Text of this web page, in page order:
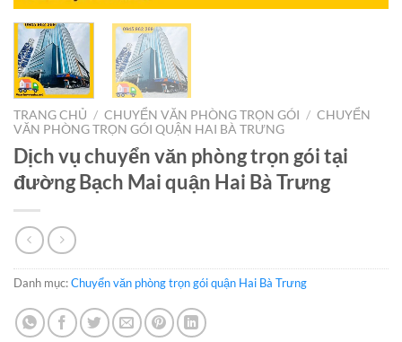
TRANG CHỦ / CHUYỂN VĂN PHÒNG TRỌN GÓI / CHUYỂN
VĂN PHÒNG TRỌN GÓI QUẬN HAI BÀ TRƯNG
Dịch vụ chuyển văn phòng trọn gói tại
đường Bạch Mai quận Hai Bà Trưng
Danh mục:Chuyển văn phòng trọn gói quận Hai Bà Trưng